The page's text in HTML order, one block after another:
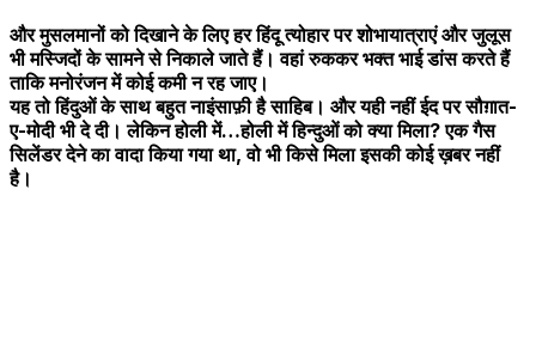
और मुसलमानों को दिखाने के लिए हर हिंदू त्योहार पर शोभायात्राएं और जुलूस
भी मस्जिदों के सामने से निकाले जाते हैं। वहां रुककर भक्त भाई डांस करते हैं
ताकि मनोरंजन में कोई कमी न रह जाए।
यह तो हिंदुओं के साथ बहुत नाइंसाफ़ी है साहिब। और यही नहीं ईद पर सौग़ात-
ए-मोदी भी दे दी। लेकिन होली में…होली में हिन्दुओं को क्या मिला? एक गैस
सिलेंडर देने का वादा किया गया था, वो भी किसे मिला इसकी कोई ख़बर नहीं
है।